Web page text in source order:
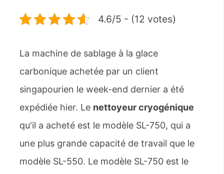
4.6/5 - (12 votes)
La machine de sablage à la glace
carbonique achetée par un client
singapourien le week-end dernier a été
expédiée hier. Le nettoyeur cryogénique
qu'il a acheté est le modèle SL-750, qui a
une plus grande capacité de travail que le
modèle SL-550. Le modèle SL-750 est le